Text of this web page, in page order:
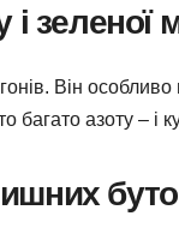
і зеленої
Він
багато азоту – і